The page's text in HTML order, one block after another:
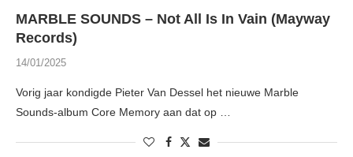
MARBLE SOUNDS – Not All Is In Vain (Mayway
Records)
14/01/2025
Vorig jaar kondigde Pieter Van Dessel het nieuwe Marble
Sounds-album Core Memory aan dat op …